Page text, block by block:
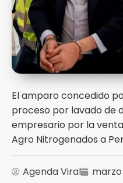
El amparo concedido
proceso por lavado de
empresario por la
Agro Nitrogenados a
Agenda Viral marzo